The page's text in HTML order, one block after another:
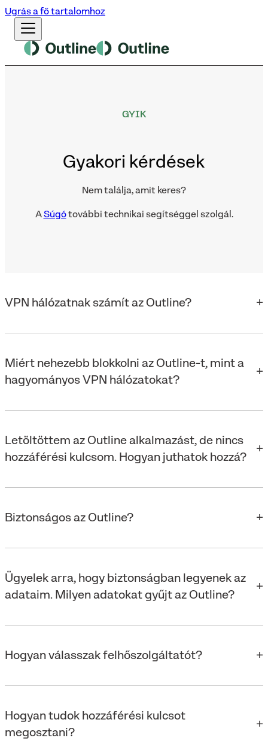
Ugrás a fő tartalomhoz
GYIK
Gyakori kérdések
Nem találja, amit keres?
ASúgótovábbi technikai segítséggel szolgál.
VPN hálózatnak számít az Outline?
Miért nehezebb blokkolni az Outline-t, mint a
hagyományos VPN hálózatokat?
Letöltöttem az Outline alkalmazást, de nincs
hozzáférési kulcsom. Hogyan juthatok hozzá?
Biztonságos az Outline?
Ügyelek arra, hogy biztonságban legyenek az
adataim. Milyen adatokat gyűjt az Outline?
Hogyan válasszak felhőszolgáltatót?
Hogyan tudok hozzáférési kulcsot
megosztani?